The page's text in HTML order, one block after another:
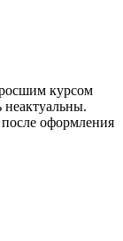
курсом
оформления